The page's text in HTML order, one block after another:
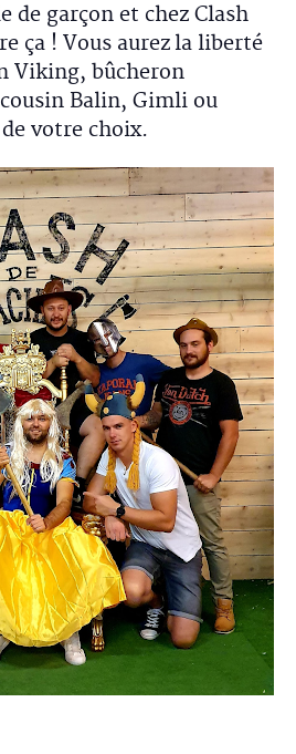
de garçon et chez Clash
ça ! Vous aurez la liberté
Viking, bûcheron
Balin, Gimli ou
votre choix.